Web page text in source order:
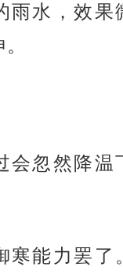
水，效果
忽然降温
能力罢